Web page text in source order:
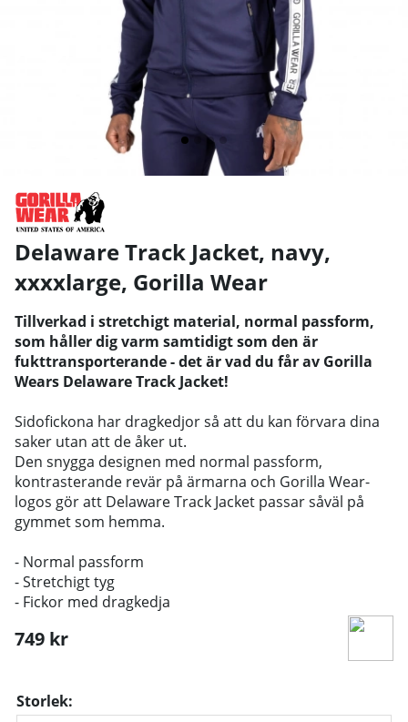
Delaware Track Jacket, navy,
xxxxlarge, Gorilla Wear
Tillverkad i stretchigt material, normal passform,
som håller dig varm samtidigt som den är
fukttransporterande - det är vad du får av Gorilla
Wears Delaware Track Jacket!
Sidofickona har dragkedjor så att du kan förvara dina
saker utan att de åker ut.
Den snygga designen med normal passform,
kontrasterande revär på ärmarna och Gorilla Wear-
logos gör att Delaware Track Jacket passar såväl på
gymmet som hemma.
- Normal passform
- Stretchigt tyg
- Fickor med dragkedja
749 kr
Storlek: